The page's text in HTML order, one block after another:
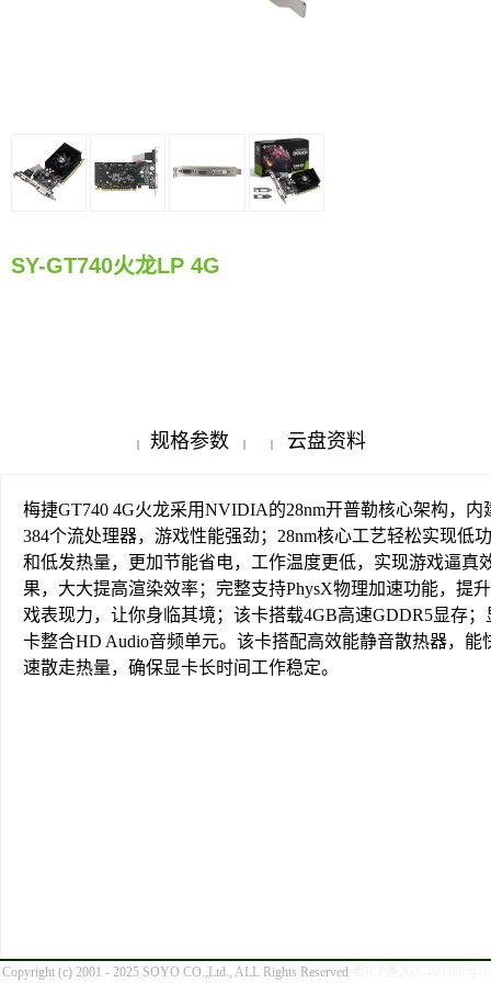
SY-GT740火龙LP 4G
| 规格参数 | | 云盘资料
梅捷GT740 4G火龙采用NVIDIA的28nm开普勒核心架构，内
384个流处理器，游戏性能强劲；28nm核心工艺轻松实现低
和低发热量，更加节能省电，工作温度更低，实现游戏逼真
果，大大提高渲染效率；完整支持PhysX物理加速功能，提
戏表现力，让你身临其境；该卡搭载4GB高速GDDR5显存；
卡整合HD Audio音频单元。该卡搭配高效能静音散热器，能
速散走热量，确保显卡长时间工作稳定。
Copyright (c) 2001 - 2025 SOYO CO.,Ltd., ALL Rights Reserved